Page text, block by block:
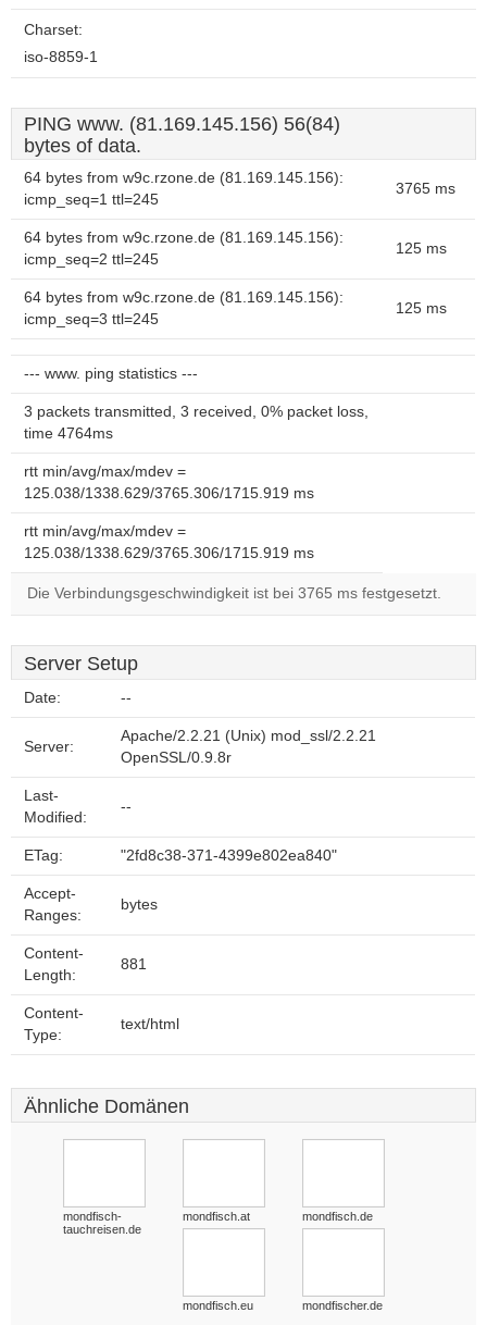
Charset:
iso-8859-1
PING www. (81.169.145.156) 56(84)
bytes of data.
64 bytes from w9c.rzone.de (81.169.145.156):
icmp_seq=1 ttl=245
3765 ms
64 bytes from w9c.rzone.de (81.169.145.156):
icmp_seq=2 ttl=245
125 ms
64 bytes from w9c.rzone.de (81.169.145.156):
icmp_seq=3 ttl=245
125 ms
--- www. ping statistics ---
3 packets transmitted, 3 received, 0% packet loss,
time 4764ms
rtt min/avg/max/mdev =
125.038/1338.629/3765.306/1715.919 ms
rtt min/avg/max/mdev =
125.038/1338.629/3765.306/1715.919 ms
Die Verbindungsgeschwindigkeit ist bei 3765 ms festgesetzt.
Server Setup
Date: --
Server:
Apache/2.2.21 (Unix) mod_ssl/2.2.21
OpenSSL/0.9.8r
Last-
Modified:
--
ETag: "2fd8c38-371-4399e802ea840"
Accept-
Ranges:
bytes
Content-
Length:
881
Content-
Type:
text/html
Ähnliche Domänen
mondfisch-
tauchreisen.de
mondfisch.at mondfisch.de
mondfisch.eu mondfischer.de